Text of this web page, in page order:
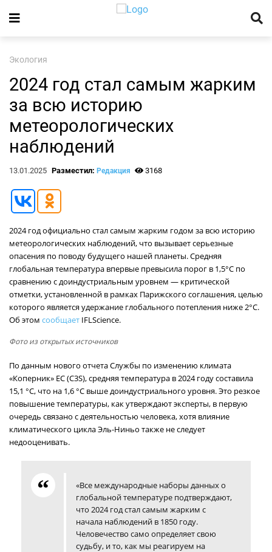
Экология
2024 год стал самым жарким
за всю историю
метеорологических
наблюдений
13.01.2025 Разместил: Редакция 3168
2024 год официально стал самым жарким годом за всю историю
метеорологических наблюдений, что вызывает серьезные
опасения по поводу будущего нашей планеты. Средняя
глобальная температура впервые превысила порог в 1,5°C по
сравнению с доиндустриальным уровнем — критической
отметки, установленной в рамках Парижского соглашения, целью
которого является удержание глобального потепления ниже 2°C.
Об этом сообщает IFLScience.
Фото из открытых источников
По данным нового отчета Службы по изменению климата
«Коперник» ЕС (C3S), средняя температура в 2024 году составила
15,1 °C, что на 1,6 °C выше доиндустриального уровня. Это резкое
повышение температуры, как утверждают эксперты, в первую
очередь связано с деятельностью человека, хотя влияние
климатического цикла Эль-Ниньо также не следует
недооценивать.
«Все международные наборы данных о
глобальной температуре подтверждают,
что 2024 год стал самым жарким с
начала наблюдений в 1850 году.
Человечество само определяет свою
судьбу, и то, как мы реагируем на